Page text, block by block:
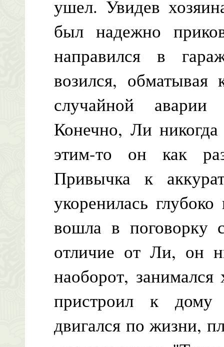
ушел. Увидев
был надежно
направился в
возился,
случайной
Конечно, Ли
этим-то он как
Привычка к
укоренилась
вошла в поговорку
отличие от Ли, он
наоборот,
пристроил к
двигался по жизни,